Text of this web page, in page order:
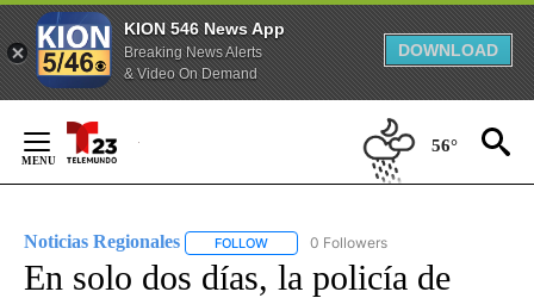
KION 546 News App
Breaking News Alerts
& Video On Demand
DOWNLOAD
Content
56°
Noticias Regionales FOLLOW FOLLOW "NOTICIAS REGIONALES" TO
0 Followers
En solo dos días, la policía de